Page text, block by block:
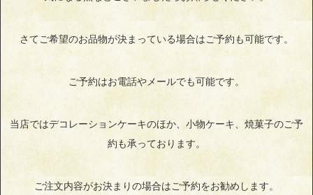
さてご希望のお品物が決まっている場合はご予約も可能です。
ご予約はお電話やメールでも可能です。
当店ではデコレーションケーキのほか、小物ケーキ、焼菓子のご予
約も承っております。
ご注文内容がお決まりの場合はご予約をお勧めします。